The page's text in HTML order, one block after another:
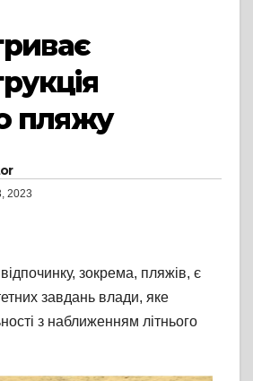
пляжу
2023
зокрема, пляжів, є
завдань влади, яке
з наближенням літнього